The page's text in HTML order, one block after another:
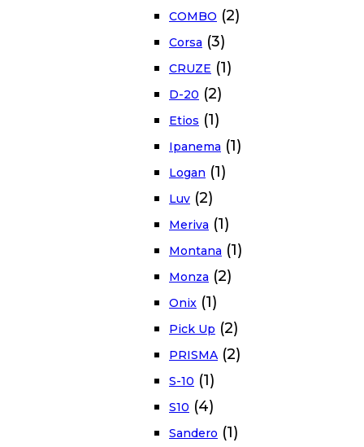
COMBO (2)
Corsa (3)
CRUZE (1)
D-20 (2)
Etios (1)
Ipanema (1)
Logan (1)
Luv (2)
Meriva (1)
Montana (1)
Monza (2)
Onix (1)
Pick Up (2)
PRISMA (2)
S-10 (1)
S10 (4)
Sandero (1)